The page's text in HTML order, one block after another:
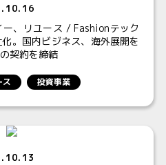
、リユース / Fashionテック
。国内ビジネス、海外展開を
契約を締結
ス 投資事業